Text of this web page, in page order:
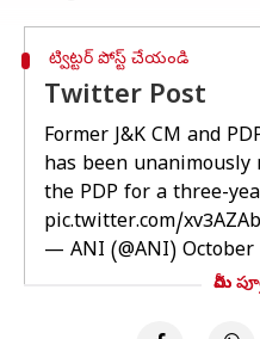
ట్విట్టర్ పోస్ట్ చేయండి
Twitter Post
Former J&K CM and
has been
the PDP for a three-
pic.twitter.com/
— ANI (@ANI) October
మీరు